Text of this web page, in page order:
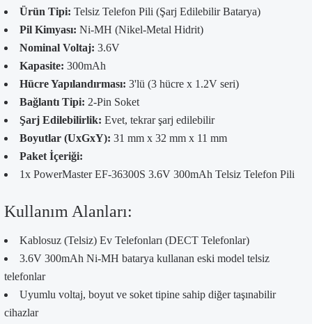
Ürün Tipi: Telsiz Telefon Pili (Şarj Edilebilir Batarya)
Pil Kimyası: Ni-MH (Nikel-Metal Hidrit)
Nominal Voltaj: 3.6V
Kapasite: 300mAh
Hücre Yapılandırması: 3'lü (3 hücre x 1.2V seri)
Bağlantı Tipi: 2-Pin Soket
Şarj Edilebilirlik: Evet, tekrar şarj edilebilir
Boyutlar (UxGxY): 31 mm x 32 mm x 11 mm
Paket İçeriği:
1x PowerMaster EF-36300S 3.6V 300mAh Telsiz Telefon Pili
Kullanım Alanları:
Kablosuz (Telsiz) Ev Telefonları (DECT Telefonlar)
3.6V 300mAh Ni-MH batarya kullanan eski model telsiz
telefonlar
Uyumlu voltaj, boyut ve soket tipine sahip diğer taşınabilir
cihazlar